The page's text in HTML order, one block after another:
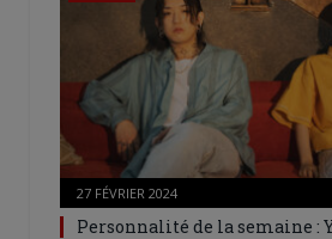
27 FÉVRIER 2024
Personnalité de la semaine :